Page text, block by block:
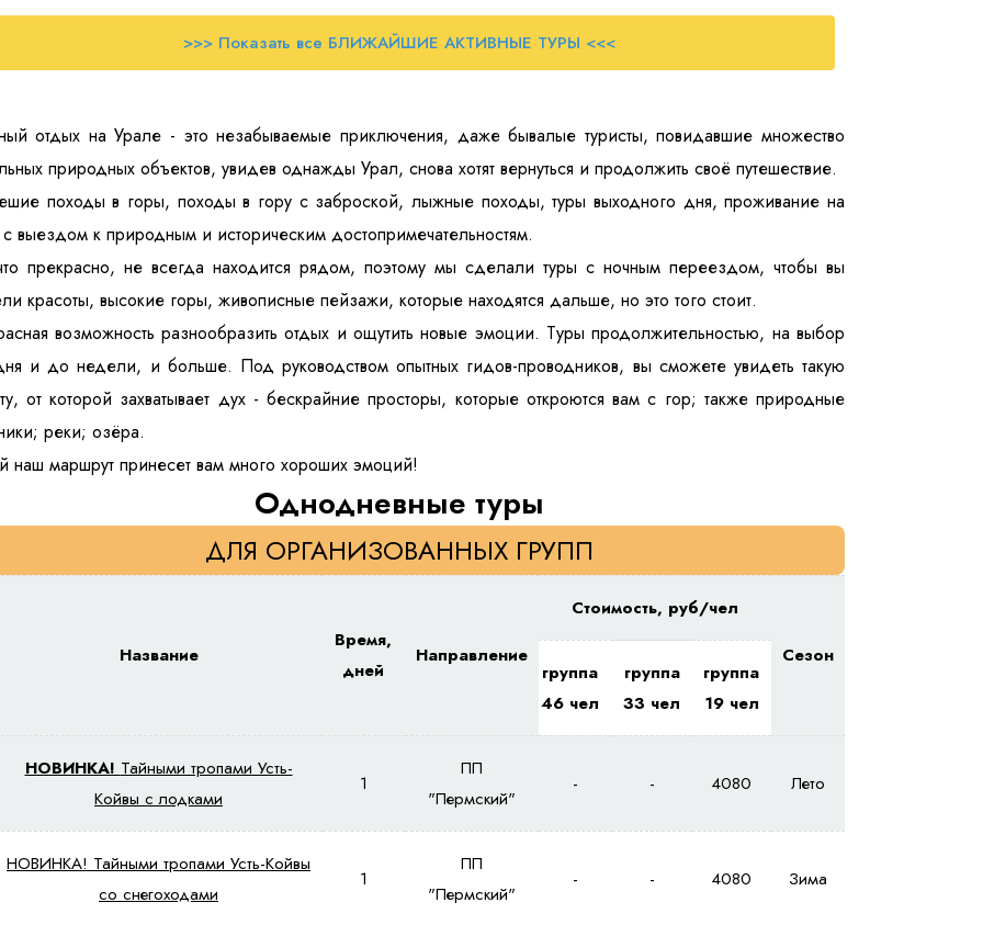
>>> Показать все БЛИЖАЙШИЕ АКТИВНЫЕ ТУРЫ <<<
отдых на Урале - это незабываемые приключения, даже бывалые туристы, повидавшие множество
природных объектов, увидев однажды Урал, снова хотят вернуться и продолжить своё путешествие.
походы в горы, походы в гору с заброской, лыжные походы, туры выходного дня, проживание на
выездом к природным и историческим достопримечательностям.
прекрасно, не всегда находится рядом, поэтому мы сделали туры с ночным переездом, чтобы вы
красоты, высокие горы, живописные пейзажи, которые находятся дальше, но это того стоит.
возможность разнообразить отдых и ощутить новые эмоции. Туры продолжительностью, на выбор
и до недели, и больше. Под руководством опытных гидов-проводников, вы сможете увидеть такую
от которой захватывает дух - бескрайние просторы, которые откроются вам с гор; также природные
реки; озёра.
наш маршрут принесет вам много хороших эмоций!
Однодневные туры
ДЛЯ ОРГАНИЗОВАННЫХ ГРУПП
Название
Время,
дней
Направление
Стоимость, руб/чел
Сезон
группа
46 чел
группа
33 чел
группа
19 чел
НОВИНКА!Тайными тропами Усть-
Койвы с лодками
1
ПП
"Пермский"
- - 4080 Лето
НОВИНКА! Тайными тропами Усть-Койвы
со снегоходами
1
ПП
"Пермский"
- - 4080 Зима